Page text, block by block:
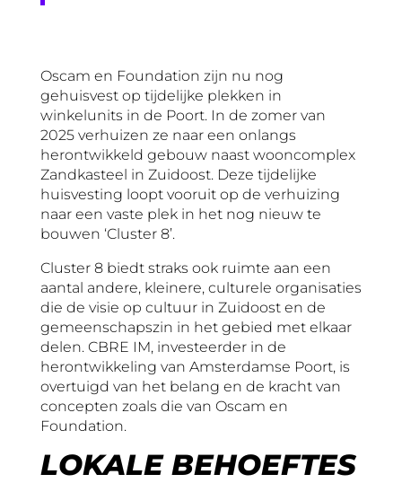
Oscam en Foundation zijn nu nog
gehuisvest op tijdelijke plekken in
winkelunits in de Poort. In de zomer van
2025 verhuizen ze naar een onlangs
herontwikkeld gebouw naast wooncomplex
Zandkasteel in Zuidoost. Deze tijdelijke
huisvesting loopt vooruit op de verhuizing
naar een vaste plek in het nog nieuw te
bouwen ‘Cluster 8’.
Cluster 8 biedt straks ook ruimte aan een
aantal andere, kleinere, culturele organisaties
die de visie op cultuur in Zuidoost en de
gemeenschapszin in het gebied met elkaar
delen. CBRE IM, investeerder in de
herontwikkeling van Amsterdamse Poort, is
overtuigd van het belang en de kracht van
concepten zoals die van Oscam en
Foundation.
LOKALE BEHOEFTES